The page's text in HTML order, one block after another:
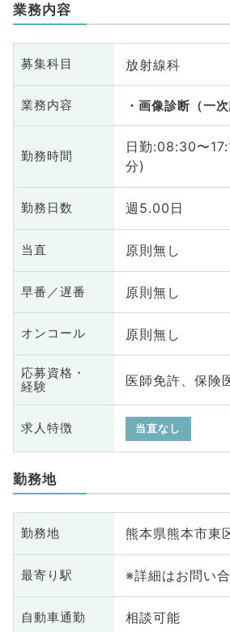
業務内容
募集科目 放射線科
業務内容 画像診断（一次
勤務時間
日勤:08:30〜
分)
勤務日数 週5.00日
当直 原則無し
早番／遅番 原則無し
オンコール 原則無し
応募資格・
経験
医師免許、保険
求人特徴 当直なし
勤務地
勤務地 熊本県熊本市東
最寄り駅 ※詳細はお問い
自動車通勤 相談可能